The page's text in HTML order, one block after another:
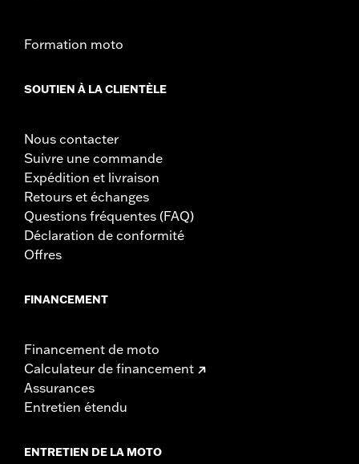
Formation moto
SOUTIEN À LA CLIENTÈLE
Nous contacter
Suivre une commande
Expédition et livraison
Retours et échanges
Questions fréquentes (FAQ)
Déclaration de conformité
Offres
FINANCEMENT
Financement de moto
Calculateur de financement
Assurances
Entretien étendu
ENTRETIEN DE LA MOTO